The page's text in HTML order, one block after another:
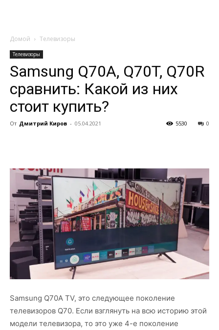
Домой Телевизоры
Телевизоры
Samsung Q70A, Q70T, Q70R
сравнить: Какой из них
стоит купить?
От Дмитрий Киров - 05.04.2021 0
5530
Samsung Q70A TV, это следующее поколение
телевизоров Q70. Если взглянуть на всю историю этой
модели телевизора, то это уже 4-е поколение